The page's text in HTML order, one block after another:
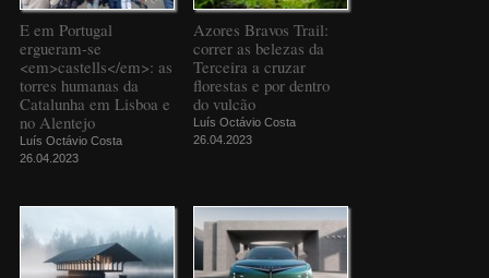
E em Portugal
ergueram-se
<em>castells</em>: as
torres humanas da
Catalunha em Lisboa e
no Alentejo
Luís Octávio Costa
26.04.2023
Azores Bravos Trail:
correr as belezas da
Terceira a cruzar
florestas e por dentro
do vulcão
Luís Octávio Costa
26.04.2023